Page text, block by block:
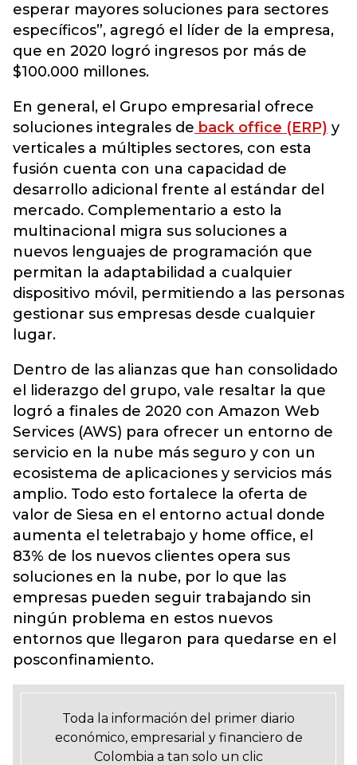
esperar mayores soluciones para sectores
específicos”, agregó el líder de la empresa,
que en 2020 logró ingresos por más de
$100.000 millones.
En general, el Grupo empresarial ofrece
soluciones integrales de back office (ERP) y
verticales a múltiples sectores, con esta
fusión cuenta con una capacidad de
desarrollo adicional frente al estándar del
mercado. Complementario a esto la
multinacional migra sus soluciones a
nuevos lenguajes de programación que
permitan la adaptabilidad a cualquier
dispositivo móvil, permitiendo a las personas
gestionar sus empresas desde cualquier
lugar.
Dentro de las alianzas que han consolidado
el liderazgo del grupo, vale resaltar la que
logró a finales de 2020 con Amazon Web
Services (AWS) para ofrecer un entorno de
servicio en la nube más seguro y con un
ecosistema de aplicaciones y servicios más
amplio. Todo esto fortalece la oferta de
valor de Siesa en el entorno actual donde
aumenta el teletrabajo y home office, el
83% de los nuevos clientes opera sus
soluciones en la nube, por lo que las
empresas pueden seguir trabajando sin
ningún problema en estos nuevos
entornos que llegaron para quedarse en el
posconfinamiento.
Toda la información del primer diario
económico, empresarial y financiero de
Colombia a tan solo un clic